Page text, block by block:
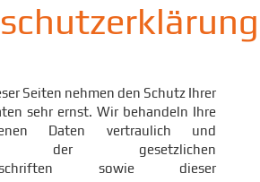
Seiten nehmen den Schutz Ihrer
sehr ernst. Wir behandeln Ihre
Daten vertraulich und
der gesetzlichen
sowie dieser